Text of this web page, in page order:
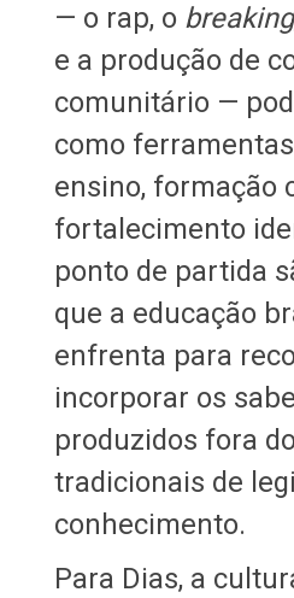
— o rap, o breaking
e a produção de
comunitário —
como
ensino, formação
fortalecimento
ponto de partida
que a educação
enfrenta para
incorporar os
produzidos fora
tradicionais de
conhecimento.
Para Dias, a